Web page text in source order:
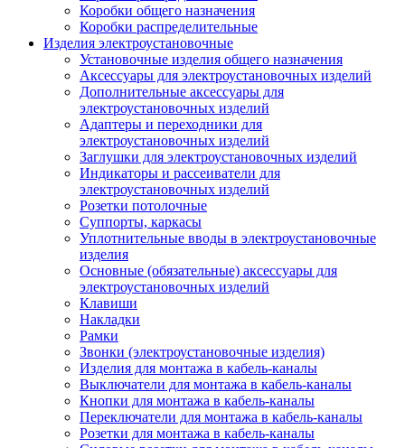
Коробки общего назначения
Коробки распределительные
Изделия электроустановочные
Установочные изделия общего назначения
Аксессуары для электроустановочных изделий
Дополнительные аксессуары для
электроустановочных изделий
Адаптеры и переходники для
электроустановочных изделий
Заглушки для электроустановочных изделий
Индикаторы и рассеиватели для
электроустановочных изделий
Розетки потолочные
Суппорты, каркасы
Уплотнительные вводы в электроустановочные
изделия
Основные (обязательные) аксессуары для
электроустановочных изделий
Клавиши
Накладки
Рамки
Звонки (электроустановочные изделия)
Изделия для монтажа в кабель-каналы
Выключатели для монтажа в кабель-каналы
Кнопки для монтажа в кабель-каналы
Переключатели для монтажа в кабель-каналы
Розетки для монтажа в кабель-каналы